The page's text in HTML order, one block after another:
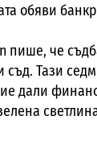
обяви
че
Тази
дали